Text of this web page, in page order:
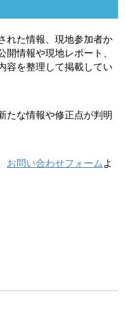
れた情報、現地参加者か
情報や現地レポート、
容を整理して掲載してい
たな情報や修正点が判明
お問い合わせフォーム よ